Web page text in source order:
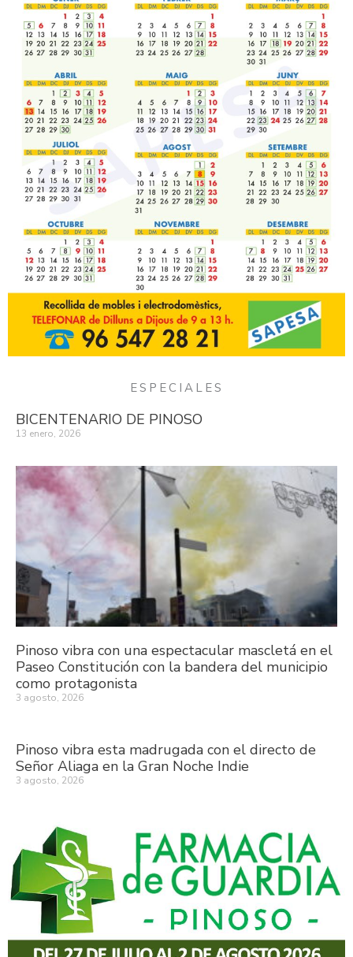
ESPECIALES
BICENTENARIO DE PINOSO
13 enero, 2026
Pinoso vibra con una espectacular mascletá en el
Paseo Constitución con la bandera del municipio
como protagonista
3 agosto, 2026
Pinoso vibra esta madrugada con el directo de
Señor Aliaga en la Gran Noche Indie
3 agosto, 2026